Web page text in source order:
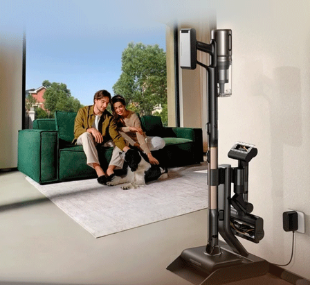
Как в Максе создать папку и почему это не совсем